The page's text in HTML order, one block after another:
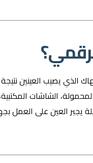
الذي يصيب العينين نتيجة
الشاشات
يجبر العين على العمل